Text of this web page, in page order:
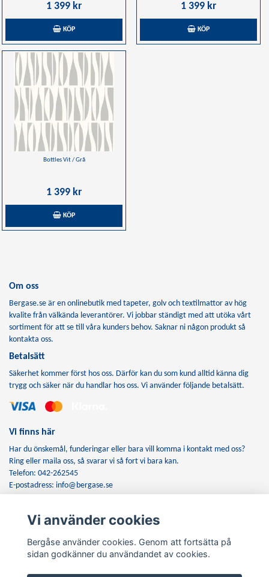
1 399 kr
KÖP
1 399 kr
KÖP
Bottles Vit / Grå
1 399 kr
KÖP
Om oss
Bergase.se är en onlinebutik med tapeter, golv och textilmattor av hög
kvalite från välkända leverantörer. Vi jobbar ständigt med att utöka vårt
sortiment för att se till våra kunders behov. Saknar ni någon produkt så
kontakta oss.
Betalsätt
Säkerhet kommer först hos oss. Därför kan du som kund alltid känna dig
trygg och säker när du handlar hos oss. Vi använder följande betalsätt.
Vi finns här
Har du önskemål, funderingar eller bara vill komma i kontakt med oss?
Ring eller maila oss, så svarar vi så fort vi bara kan.
Telefon: 042-262545
E-postadress: info@bergase.se
Anmäl dig till vårt nyhetsbrev
Prenumerera
Vi använder cookies
Bergåse använder cookies. Genom att fortsätta på
sidan godkänner du användandet av cookies.